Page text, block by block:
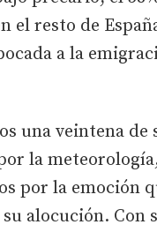
el resto de
a la
una veintena
la
por la emoción
alocución. Con